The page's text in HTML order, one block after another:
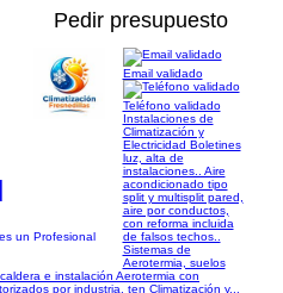
Pedir presupuesto
Email validado
Teléfono validado
Instalaciones de
Climatización y
Electricidad Boletines
luz, alta de
instalaciones.. Aire
acondicionado tipo
split y multisplit pared,
aire por conductos,
con reforma incluida
de falsos techos..
Sistemas de
Aerotermia, suelos
e instalación Aerotermia con
por industria, ten Climatización y...